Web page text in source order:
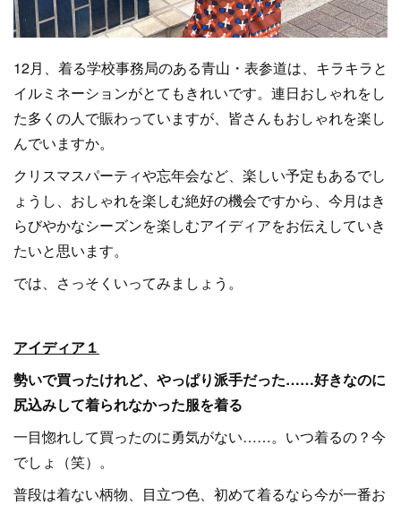
12月、着る学校事務局のある青山・表参道は、キラキラと
イルミネーションがとてもきれいです。連日おしゃれをし
た多くの人で賑わっていますが、皆さんもおしゃれを楽し
んでいますか。
クリスマスパーティや忘年会など、楽しい予定もあるでし
ょうし、おしゃれを楽しむ絶好の機会ですから、今月はき
らびやかなシーズンを楽しむアイディアをお伝えしていき
たいと思います。
では、さっそくいってみましょう。
アイディア１
勢いで買ったけれど、やっぱり派手だった……好きなのに
尻込みして着られなかった服を着る
一目惚れして買ったのに勇気がない……。いつ着るの？今
でしょ（笑）。
普段は着ない柄物、目立つ色、初めて着るなら今が一番お